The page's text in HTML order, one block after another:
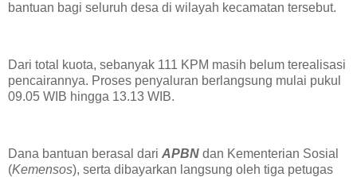
bantuan bagi seluruh desa di wilayah kecamatan tersebut.
Dari total kuota, sebanyak 111 KPM masih belum terealisasi
pencairannya. Proses penyaluran berlangsung mulai pukul
09.05 WIB hingga 13.13 WIB.
Dana bantuan berasal dari APBN dan Kementerian Sosial
(Kemensos), serta dibayarkan langsung oleh tiga petugas